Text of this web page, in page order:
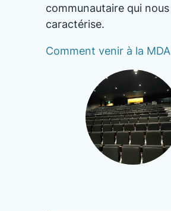
communautaire qui nous
caractérise.
Comment venir à la MDA